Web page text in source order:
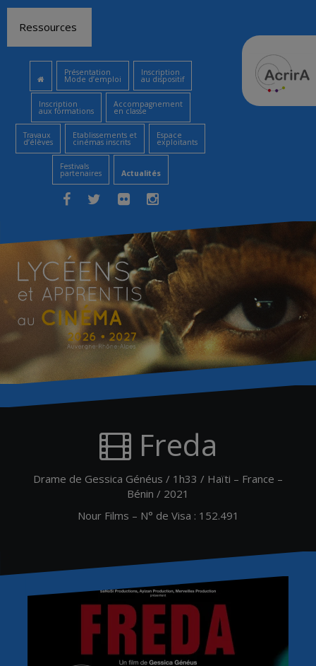
contenu
Ressources
Présentation
Mode d’emploi
Inscription
au dispositif
Inscription
aux formations
Accompagnement
en classe
Travaux
d’élèves
Etablissements et
cinémas inscrits
Espace
exploitants
Festivals
partenaires Actualités
Freda
Drame de Gessica Généus / 1h33 / Haïti – France –
Bénin / 2021
Nour Films – N° de Visa : 152.491